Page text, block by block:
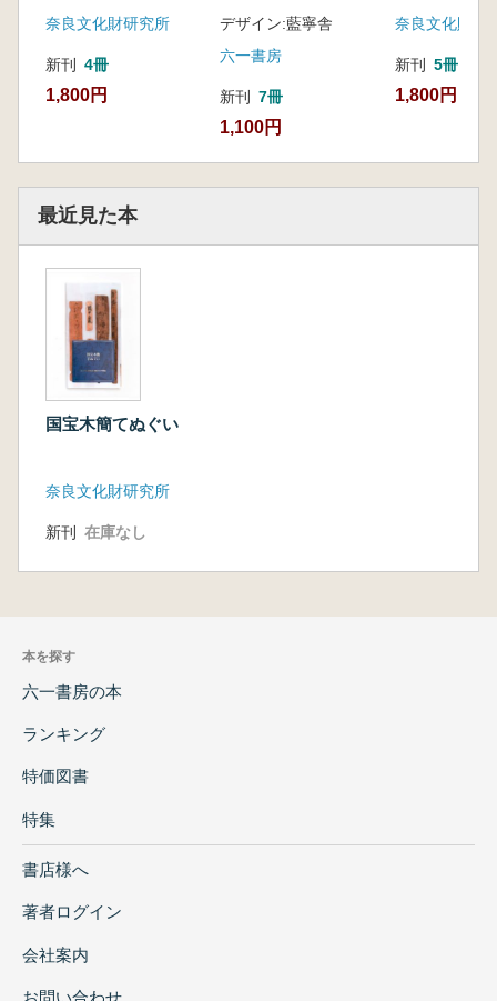
奈良文化財研究所
新刊 4冊
1,800円
デザイン:藍寧舎
六一書房
新刊 7冊
1,100円
奈良文化財研
新刊 5冊
1,800円
最近見た本
国宝木簡てぬぐい
奈良文化財研究所
新刊 在庫なし
本を探す
六一書房の本
ランキング
特価図書
特集
書店様へ
著者ログイン
会社案内
お問い合わせ